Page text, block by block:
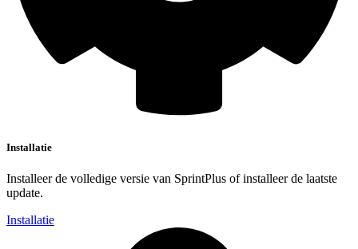
Installatie
Installeer de volledige versie van SprintPlus of installeer de laatste
update.
Installatie